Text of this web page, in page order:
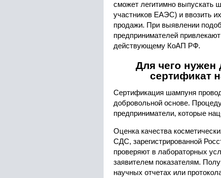
сможет легитимно выпускать
участников ЕАЭС) и ввозить
продажи. При выявлении
предпринимателей
действующему КоАП РФ.
Для чего
сертификат
Сертификация шампуня
добровольной основе.
предприниматели, которые
Оценка качества
СДС, зарегистрированной
проверяют в лабораторных
заявителем показателям.
научных отчетах или